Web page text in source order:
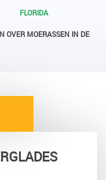
FLORIDA
OVER MOERASSEN IN DE